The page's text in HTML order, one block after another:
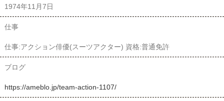
1974年11月7日
仕事
仕事:アクション俳優(スーツアクター) 資格:普通免許
ブログ
https://ameblo.jp/team-action-1107/